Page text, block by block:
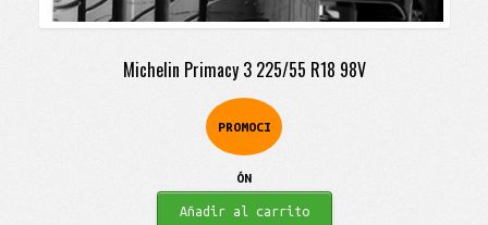
Michelin Primacy 3 225/55 R18 98V
PROMOCI
ÓN
Añadir al carrito